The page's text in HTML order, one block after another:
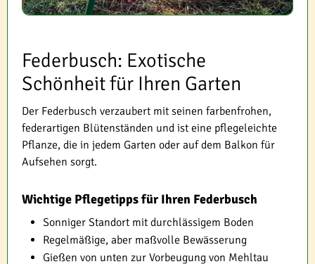
Federbusch: Exotische
Schönheit für Ihren Garten
Der Federbusch verzaubert mit seinen farbenfrohen,
federartigen Blütenständen und ist eine pflegeleichte
Pflanze, die in jedem Garten oder auf dem Balkon für
Aufsehen sorgt.
Wichtige Pflegetipps für Ihren Federbusch
Sonniger Standort mit durchlässigem Boden
Regelmäßige, aber maßvolle Bewässerung
Gießen von unten zur Vorbeugung von Mehltau